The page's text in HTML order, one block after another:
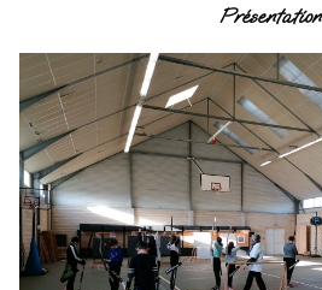
Présentation